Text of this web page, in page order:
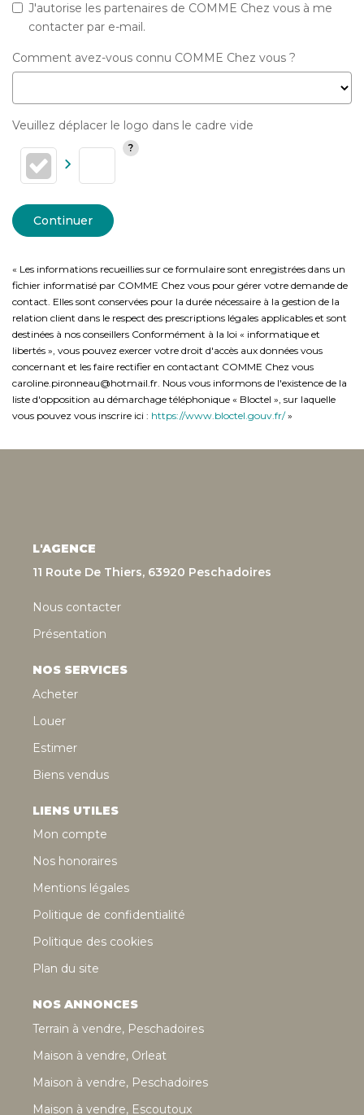
J'autorise les partenaires de COMME Chez vous à me
contacter par e-mail.
Comment avez-vous connu COMME Chez vous ?
Veuillez déplacer le logo dans le cadre vide
Continuer
« Les informations recueillies sur ce formulaire sont enregistrées dans un
fichier informatisé par COMME Chez vous pour gérer votre demande de
contact. Elles sont conservées pour la durée nécessaire à la gestion de la
relation client dans le respect des prescriptions légales applicables et sont
destinées à nos conseillers Conformément à la loi « informatique et
libertés », vous pouvez exercer votre droit d'accès aux données vous
concernant et les faire rectifier en contactant COMME Chez vous
caroline.pironneau@hotmail.fr. Nous vous informons de l'existence de la
liste d'opposition au démarchage téléphonique « Bloctel », sur laquelle
vous pouvez vous inscrire ici : https://www.bloctel.gouv.fr/»
L'AGENCE
11 Route De Thiers, 63920 Peschadoires
Nous contacter
Présentation
NOS SERVICES
Acheter
Louer
Estimer
Biens vendus
LIENS UTILES
Mon compte
Nos honoraires
Mentions légales
Politique de confidentialité
Politique des cookies
Plan du site
NOS ANNONCES
Terrain à vendre, Peschadoires
Maison à vendre, Orleat
Maison à vendre, Peschadoires
Maison à vendre, Escoutoux